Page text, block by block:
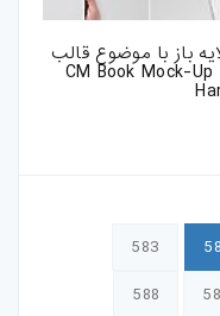
باز با موضوع قالب
پیش نمایش یا mockup کتاب - CM Book Mock-Up
583
588